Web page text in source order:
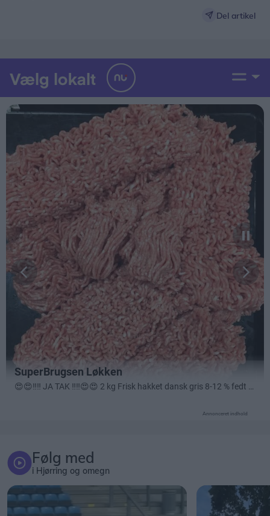
Del artikel
Annonceret indhold
Følg med
i Hjørring og omegn